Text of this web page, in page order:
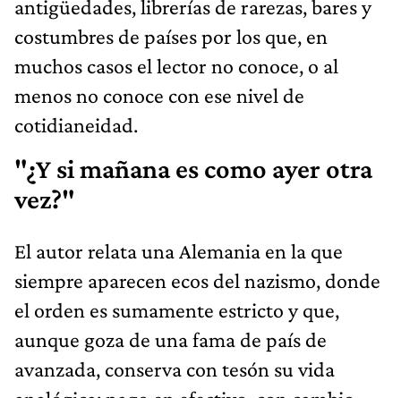
antigüedades, librerías de rarezas, bares y
costumbres de países por los que, en
muchos casos el lector no conoce, o al
menos no conoce con ese nivel de
cotidianeidad.
"¿Y si mañana es como ayer otra
vez?"
El autor relata una Alemania en la que
siempre aparecen ecos del nazismo, donde
el orden es sumamente estricto y que,
aunque goza de una fama de país de
avanzada, conserva con tesón su vida